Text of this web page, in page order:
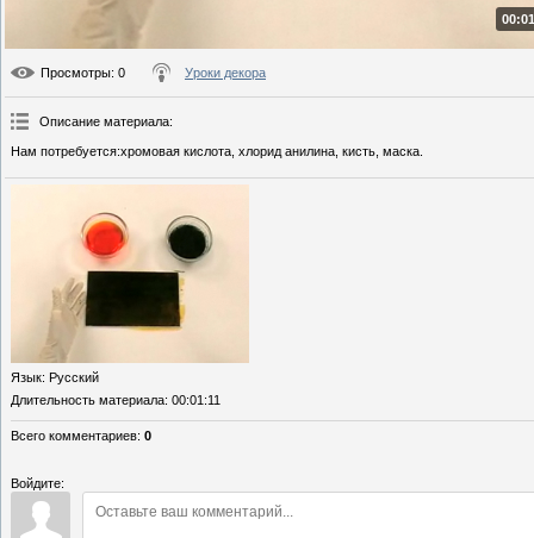
Просмотры: 0 Уроки декора
Описание материала:
Нам потребуется:хромовая кислота, хлорид анилина, кисть, маска.
Язык: Русский
Длительность материала: 00:01:11
Всего комментариев: 0
Войдите: